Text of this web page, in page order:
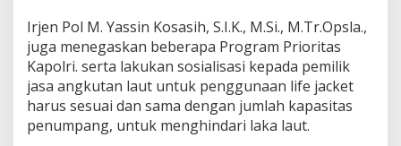
Irjen Pol M. Yassin Kosasih, S.I.K., M.Si., M.Tr.Opsla.,
juga menegaskan beberapa Program Prioritas
Kapolri. serta lakukan sosialisasi kepada pemilik
jasa angkutan laut untuk penggunaan life jacket
harus sesuai dan sama dengan jumlah kapasitas
penumpang, untuk menghindari laka laut.